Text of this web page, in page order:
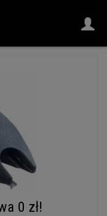
0 zł!